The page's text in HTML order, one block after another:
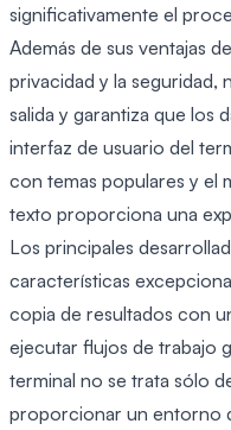
significativamente el
Además de sus ventajas
privacidad y la seguridad,
salida y garantiza que los
interfaz de usuario del
con temas populares y el
texto proporciona una
Los principales
características
copia de resultados con
ejecutar flujos de trabajo
terminal no se trata sólo
proporcionar un entorno